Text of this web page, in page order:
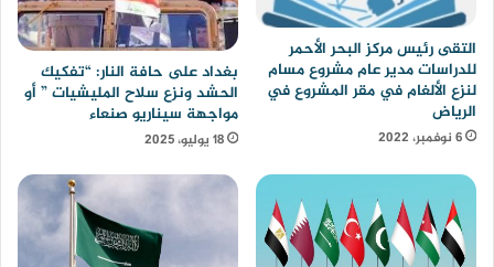
التقى رئيس مركز البحر الأحمر
للدراسات مدير عام مشروع مسام
لنزع الألغام في مقر المشروع في
الرياض
6 نوفمبر، 2022
بغداد على حافة النار: “تفكيك
الحشد ونزع سلاح المليشيات ” أو
مواجهة سيناريو صنعاء
18 يوليو، 2025